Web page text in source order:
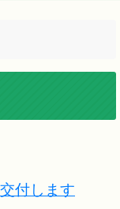
付します